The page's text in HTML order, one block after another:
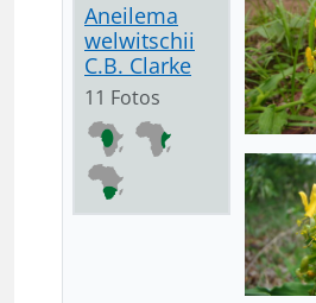
Aneilema
welwitschii
C.B. Clarke
11 Fotos